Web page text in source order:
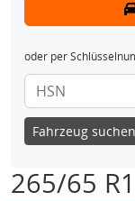
oder per
Fahrzeug suchen
265/65